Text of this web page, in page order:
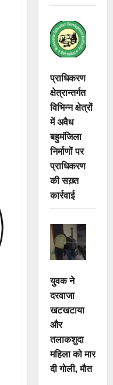
प्राधिकरण
क्षेत्रान्तर्गत
विभिन्न क्षेत्रों
में अवैध
बहुमंजिला
निर्माणों पर
प्राधिकरण
की सख़्त
कार्रवाई
युवक ने
दरवाजा
खटखटाया
और
तलाकशुदा
महिला को मार
दी गोली, माैत